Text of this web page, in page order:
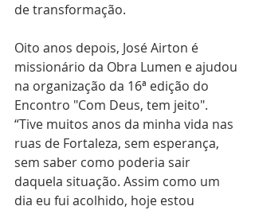
de transformação.
Oito anos depois, José Airton é
missionário da Obra Lumen e ajudou
na organização da 16ª edição do
Encontro "Com Deus, tem jeito".
“Tive muitos anos da minha vida nas
ruas de Fortaleza, sem esperança,
sem saber como poderia sair
daquela situação. Assim como um
dia eu fui acolhido, hoje estou